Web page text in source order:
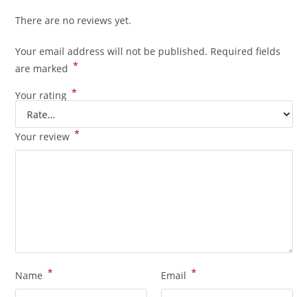
There are no reviews yet.
Your email address will not be published. Required fields
are marked *
Your rating *
Your review *
Name * Email *